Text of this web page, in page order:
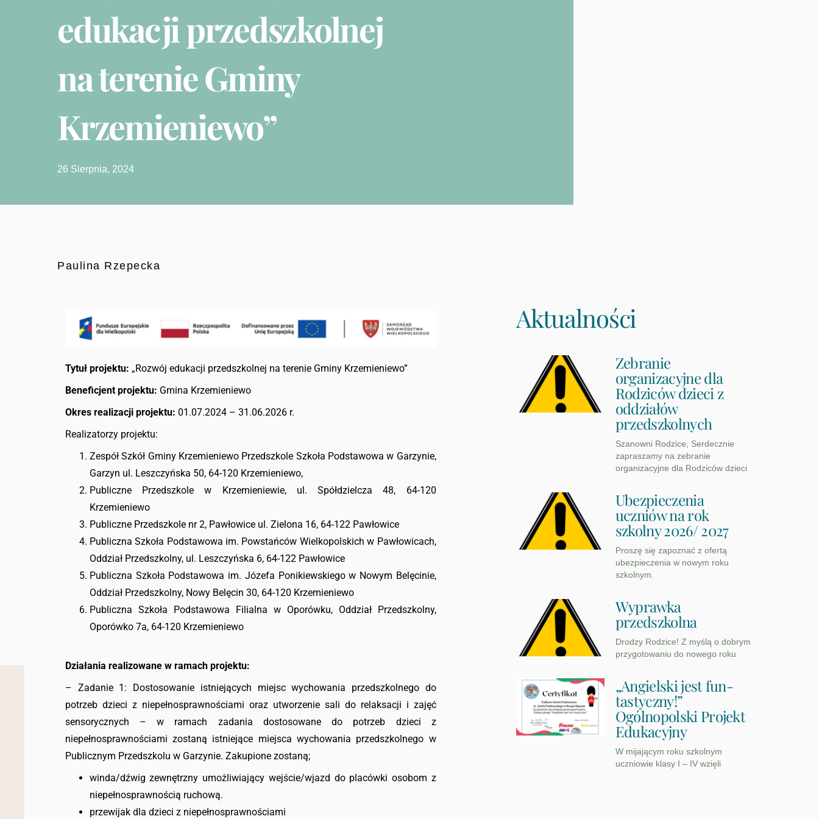
edukacji przedszkolnej
na terenie Gminy
Krzemieniewo”
26 Sierpnia, 2024
Paulina Rzepecka
Tytuł projektu: „Rozwój edukacji przedszkolnej na terenie Gminy Krzemieniewo”
Beneficjent projektu: Gmina Krzemieniewo
Okres realizacji projektu: 01.07.2024 – 31.06.2026 r.
Realizatorzy projektu:
Zespół Szkół Gminy Krzemieniewo Przedszkole Szkoła Podstawowa w Garzynie,
Garzyn ul. Leszczyńska 50, 64-120 Krzemieniewo,
Publiczne Przedszkole w Krzemieniewie, ul. Spółdzielcza 48, 64-120
Krzemieniewo
Publiczne Przedszkole nr 2, Pawłowice ul. Zielona 16, 64-122 Pawłowice
Publiczna Szkoła Podstawowa im. Powstańców Wielkopolskich w Pawłowicach,
Oddział Przedszkolny, ul. Leszczyńska 6, 64-122 Pawłowice
Publiczna Szkoła Podstawowa im. Józefa Ponikiewskiego w Nowym Belęcinie,
Oddział Przedszkolny, Nowy Belęcin 30, 64-120 Krzemieniewo
Publiczna Szkoła Podstawowa Filialna w Oporówku, Oddział Przedszkolny,
Oporówko 7a, 64-120 Krzemieniewo
Działania realizowane w ramach projektu:
– Zadanie 1: Dostosowanie istniejących miejsc wychowania przedszkolnego do
potrzeb dzieci z niepełnosprawnościami oraz utworzenie sali do relaksacji i zajęć
sensorycznych – w ramach zadania dostosowane do potrzeb dzieci z
niepełnosprawnościami zostaną istniejące miejsca wychowania przedszkolnego w
Publicznym Przedszkolu w Garzynie. Zakupione zostaną;
winda/dźwig zewnętrzny umożliwiający wejście/wjazd do placówki osobom z
niepełnosprawnością ruchową.
przewijak dla dzieci z niepełnosprawnościami
Aktualności
Zebranie
organizacyjne dla
Rodziców dzieci z
oddziałów
przedszkolnych
Szanowni Rodzice, Serdecznie
zapraszamy na zebranie
organizacyjne dla Rodziców dzieci
Ubezpieczenia
uczniów na rok
szkolny 2026/ 2027
Proszę się zapoznać z ofertą
ubezpieczenia w nowym roku
szkolnym.
Wyprawka
przedszkolna
Drodzy Rodzice! Z myślą o dobrym
przygotowaniu do nowego roku
„Angielski jest fun-
tastyczny!”
Ogólnopolski Projekt
Edukacyjny
W mijającym roku szkolnym
uczniowie klasy I – IV wzięli